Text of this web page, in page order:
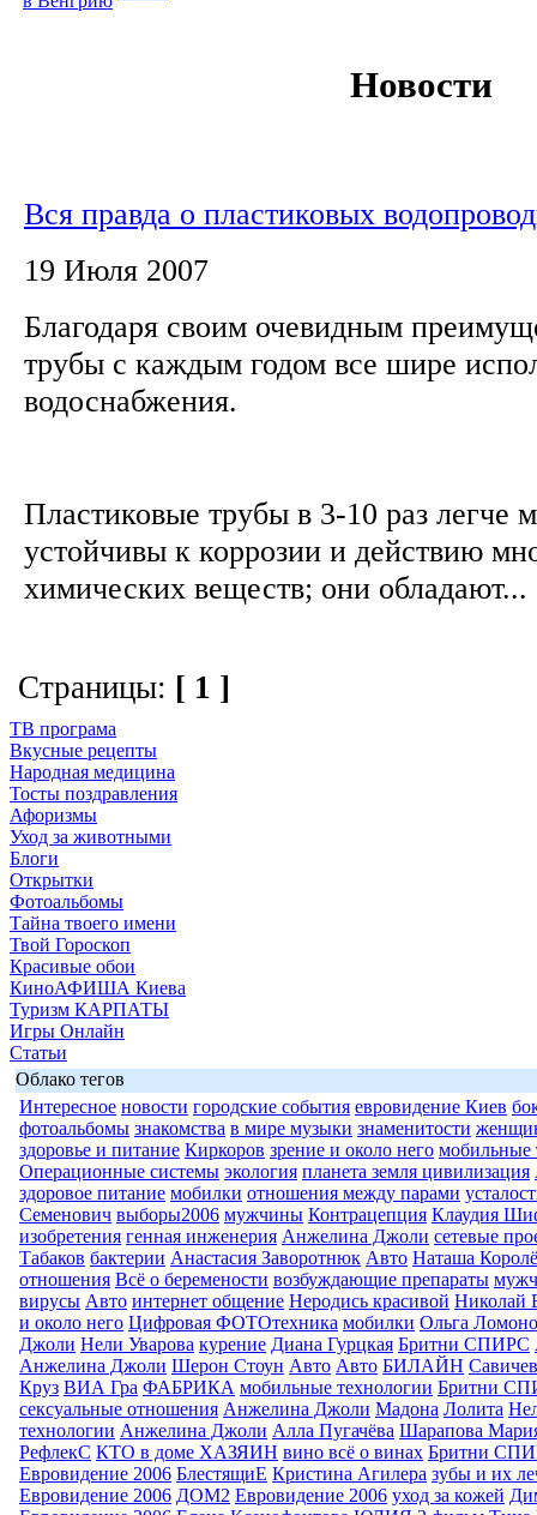
Новости
Вся правда о пластиковых
19 Июля 2007
Благодаря своим очевидным
трубы с каждым годом все шире
водоснабжения.
Пластиковые трубы в 3-10 раз легче
устойчивы к коррозии и действию
химических веществ; они обладают...
Страницы: [ 1 ]
ТВ програма
Вкусные рецепты
Народная медицина
Тосты поздравления
Афоризмы
Уход за животными
Блоги
Открытки
Фотоальбомы
Тайна твоего имени
Твой Гороскоп
Красивые обои
КиноАФИША Киева
Туризм КАРПАТЫ
Игры Онлайн
Статьи
Облако тегов
Интересное новости городские события евровидение Киев
фотоальбомы знакомства в мире музыки знаменитости
здоровье и питание Киркоров зрение и около него мобильные
Операционные системы экология планета земля цивилизация
здоровое питание мобилки отношения между парами
Семенович выборы2006 мужчины Контрацепция Клаудия
изобретения генная инженерия Анжелина Джоли сетевые
Табаков бактерии Анастасия Заворотнюк Авто Наташа
отношения Всё о беремености возбуждающие препараты
вирусы Авто интернет общение Неродись красивой Николай
и около него Цифровая ФОТОтехника мобилки Ольга
Джоли Нели Уварова курение Диана Гурцкая Бритни СПИРС
Анжелина Джоли Шерон Стоун Авто Авто БИЛАЙН
Круз ВИА Гра ФАБРИКА мобильные технологии Бритни
сексуальные отношения Анжелина Джоли Мадона Лолита
технологии Анжелина Джоли Алла Пугачёва Шарапова
РефлекС КТО в доме ХАЗЯИН вино всё о винах Бритни
Евровидение 2006 БлестящиЕ Кристина Агилера зубы и их
Евровидение 2006 ДОМ2 Евровидение 2006 уход за кожей